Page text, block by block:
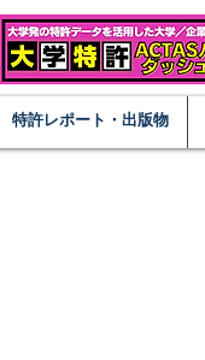
特許レポート・出版物